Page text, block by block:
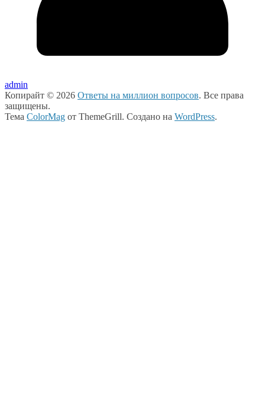
admin
Копирайт © 2026 Ответы на миллион вопросов. Все права
защищены.
Тема ColorMag от ThemeGrill. Создано на WordPress.